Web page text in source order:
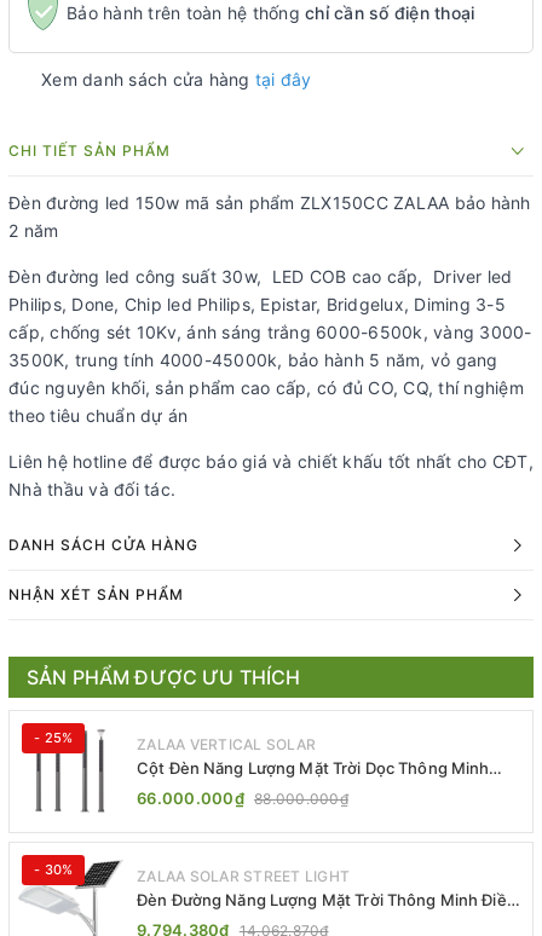
Bảo hành trên toàn hệ thống chỉ cần số điện thoại
Xem danh sách cửa hàng tại đây
CHI TIẾT SẢN PHẨM
Đèn đường led 150w mã sản phẩm ZLX150CC ZALAA bảo hành
2 năm
Đèn đường led công suất 30w, LED COB cao cấp, Driver led
Philips, Done, Chip led Philips, Epistar, Bridgelux, Diming 3-5
cấp, chống sét 10Kv, ánh sáng trắng 6000-6500k, vàng 3000-
3500K, trung tính 4000-45000k, bảo hành 5 năm, vỏ gang
đúc nguyên khối, sản phẩm cao cấp, có đủ CO, CQ, thí nghiệm
theo tiêu chuẩn dự án
Liên hệ hotline để được báo giá và chiết khấu tốt nhất cho CĐT,
Nhà thầu và đối tác.
DANH SÁCH CỬA HÀNG
NHẬN XÉT SẢN PHẨM
SẢN PHẨM ĐƯỢC ƯU THÍCH
- 25% ZALAA VERTICAL SOLAR
Cột Đèn Năng Lượng Mặt Trời Dọc Thông Minh
ZSR-YYDS-360 | ZALAA Jsc
66.000.000₫ 88.000.000₫
- 30% ZALAA SOLAR STREET LIGHT
Đèn Đường Năng Lượng Mặt Trời Thông Minh Điều
Khiển MPPT ZL-GMX01 ZALAA
9.794.380₫ 14.062.870₫